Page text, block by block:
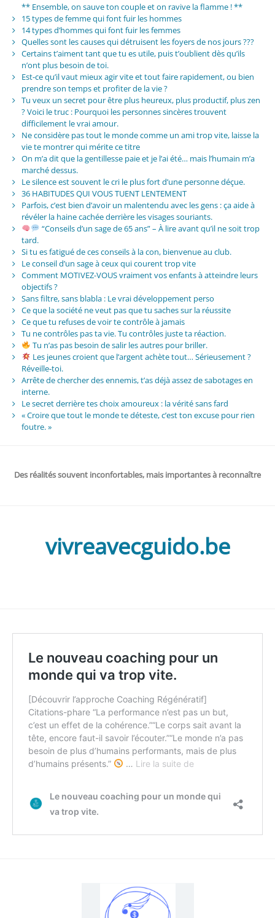
** Ensemble, on sauve ton couple et on ravive la flamme ! **
15 types de femme qui font fuir les hommes
14 types d’hommes qui font fuir les femmes
Quelles sont les causes qui détruisent les foyers de nos jours ???
Certains t’aiment tant que tu es utile, puis t’oublient dès qu’ils
n’ont plus besoin de toi.
Est-ce qu’il vaut mieux agir vite et tout faire rapidement, ou bien
prendre son temps et profiter de la vie ?
Tu veux un secret pour être plus heureux, plus productif, plus zen
? Voici le truc : Pourquoi les personnes sincères trouvent
difficilement le vrai amour.
Ne considère pas tout le monde comme un ami trop vite, laisse la
vie te montrer qui mérite ce titre
On m’a dit que la gentillesse paie et je l’ai été… mais l’humain m’a
marché dessus.
Le silence est souvent le cri le plus fort d’une personne déçue.
36 HABITUDES QUI VOUS TUENT LENTEMENT
Parfois, c’est bien d’avoir un malentendu avec les gens : ça aide à
révéler la haine cachée derrière les visages souriants.
“Conseils d’un sage de 65 ans” – À lire avant qu’il ne soit trop
tard.
Si tu es fatigué de ces conseils à la con, bienvenue au club.
Le conseil d’un sage à ceux qui courent trop vite
Comment MOTIVEZ-VOUS vraiment vos enfants à atteindre leurs
objectifs ?
Sans filtre, sans blabla : Le vrai développement perso
Ce que la société ne veut pas que tu saches sur la réussite
Ce que tu refuses de voir te contrôle à jamais
Tu ne contrôles pas ta vie. Tu contrôles juste ta réaction.
Tu n’as pas besoin de salir les autres pour briller.
Les jeunes croient que l’argent achète tout… Sérieusement ?
Réveille-toi.
Arrête de chercher des ennemis, t’as déjà assez de sabotages en
interne.
Le secret derrière tes choix amoureux : la vérité sans fard
« Croire que tout le monde te déteste, c’est ton excuse pour rien
foutre. »
Des réalités souvent inconfortables, mais importantes à reconnaître
vivreavecguido.be